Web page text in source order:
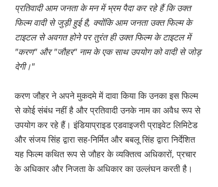
प्रतिवादी आम जनता के मन में भ्रम पैदा कर रहे हैं कि उक्त
फिल्म वादी से जुड़ी हुई है, क्योंकि आम जनता उक्त फिल्म के
टाइटल से अवगत होने पर तुरंत ही उक्त फिल्म के टाइटल में
"करण" और "जौहर" नाम के एक साथ उपयोग को वादी से जोड़
देगी।"
करण जौहर ने अपने मुकदमे में दावा किया कि उनका इस फिल्म
से कोई संबंध नहीं है और प्रतिवादी उनके नाम का अवैध रूप से
उपयोग कर रहे हैं। इंडियाप्राइड एडवाइजरी प्राइवेट लिमिटेड
और संजय सिंह द्वारा सह-निर्मित और बबलू सिंह द्वारा निर्देशित
यह फिल्म कथित रूप से जौहर के व्यक्तित्व अधिकारों, प्रचार
के अधिकार और निजता के अधिकार का उल्लंघन करती है।